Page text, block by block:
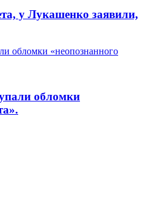
у Лукашенко заявили,
обломки